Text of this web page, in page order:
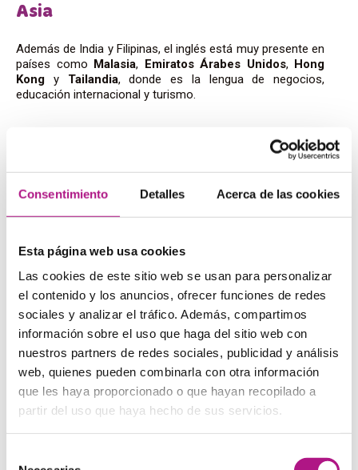
Consentimiento Detalles Acerca de las cookies
Esta página web usa cookies
Las cookies de este sitio web se usan para personalizar
el contenido y los anuncios, ofrecer funciones de redes
sociales y analizar el tráfico. Además, compartimos
información sobre el uso que haga del sitio web con
nuestros partners de redes sociales, publicidad y análisis
web, quienes pueden combinarla con otra información
que les haya proporcionado o que hayan recopilado a
partir del uso que haya hecho de sus servicios.
Asia
Además de India y Filipinas, el inglés está muy presente en
países como Malasia, Emiratos Árabes Unidos, Hong
Kong y Tailandia, donde es la lengua de negocios,
educación internacional y turismo.
¿En qué países se habla el “mejor”
Esta es una pregunta frecuente y algo engañosa. Cada
país tiene su acento, vocabulario y expresiones propias.
En Reino Unido encontrarás acentos muy diversos:
desde el elegante “Received Pronunciation” hasta el
fuerte acento escocés.
En Estados Unidos, el inglés varía entre el sur, el noreste
o California.
En India o Nigeria, el inglés ha evolucionado con
características propias, pero sigue siendo
perfectamente funcional a nivel internacional.
Lo importante no es sonar como un británico o
estadounidense, sino poder comunicarte con claridad,